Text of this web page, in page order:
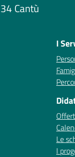
Cantù
I
Le
I